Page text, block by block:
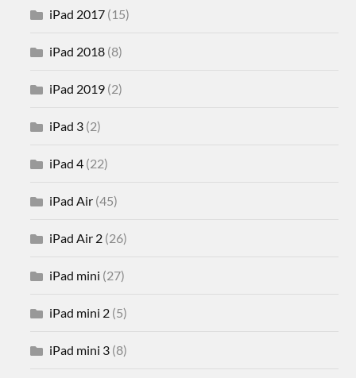
iPad 2017 (15)
iPad 2018 (8)
iPad 2019 (2)
iPad 3 (2)
iPad 4 (22)
iPad Air (45)
iPad Air 2 (26)
iPad mini (27)
iPad mini 2 (5)
iPad mini 3 (8)